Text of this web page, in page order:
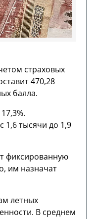
страховых
470,28
балла.
1,6 тысячи до 1,9
фиксированную
им назначат
летных
В среднем